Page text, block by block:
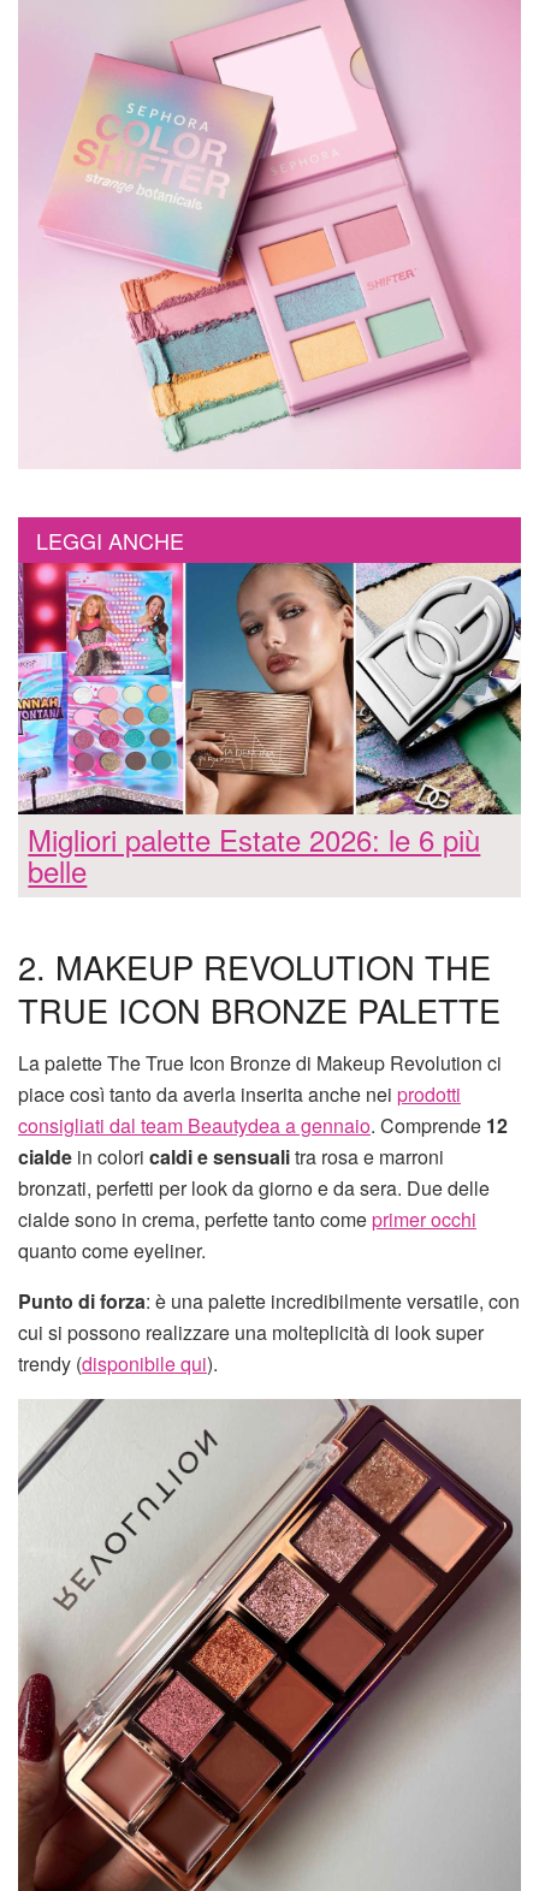
LEGGI ANCHE
Migliori palette Estate 2026: le 6 più
belle
2. MAKEUP REVOLUTION THE
TRUE ICON BRONZE PALETTE
La palette The True Icon Bronze di Makeup Revolution ci
piace così tanto da averla inserita anche nei prodotti
consigliati dal team Beautydea a gennaio. Comprende 12
cialde in colori caldi e sensualitra rosa e marroni
bronzati, perfetti per look da giorno e da sera. Due delle
cialde sono in crema, perfette tanto comeprimer occhi
quanto come eyeliner.
Punto di forza: è una palette incredibilmente versatile, con
cui si possono realizzare una molteplicità di look super
trendy (disponibile qui).